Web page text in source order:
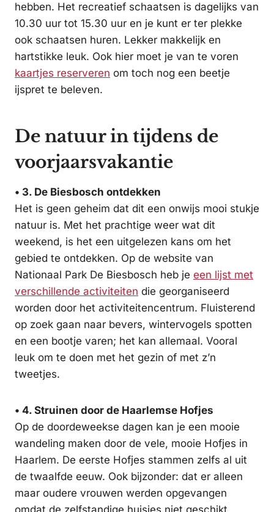
hebben. Het recreatief schaatsen is dagelijks van
10.30 uur tot 15.30 uur en je kunt er ter plekke
ook schaatsen huren. Lekker makkelijk en
hartstikke leuk. Ook hier moet je van te voren
kaartjes reserveren om toch nog een beetje
ijspret te beleven.
De natuur in tijdens de
voorjaarsvakantie
• 3. De Biesbosch ontdekken
Het is geen geheim dat dit een onwijs mooi stukje
natuur is. Met het prachtige weer wat dit
weekend, is het een uitgelezen kans om het
gebied te ontdekken. Op de website van
Nationaal Park De Biesbosch heb je een lijst met
verschillende activiteiten die georganiseerd
worden door het activiteitencentrum. Fluisterend
op zoek gaan naar bevers, wintervogels spotten
en een bootje varen; het kan allemaal. Vooral
leuk om te doen met het gezin of met z’n
tweetjes.
• 4. Struinen door de Haarlemse Hofjes
Op de doordeweekse dagen kan je een mooie
wandeling maken door de vele, mooie Hofjes in
Haarlem. De eerste Hofjes stammen zelfs al uit
de twaalfde eeuw. Ook bijzonder: dat er alleen
maar oudere vrouwen werden opgevangen
omdat de zelfstandige huisjes niet geschikt